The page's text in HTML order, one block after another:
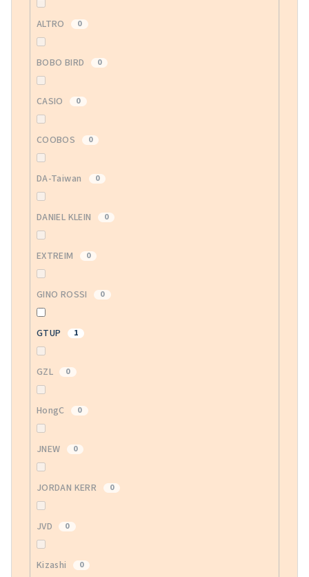
ALTRO 0
BOBO BIRD 0
CASIO 0
COOBOS 0
DA-Taiwan 0
DANIEL KLEIN 0
EXTREIM 0
GINO ROSSI 0
GTUP 1
GZL 0
HongC 0
JNEW 0
JORDAN KERR 0
JVD 0
Kizashi 0